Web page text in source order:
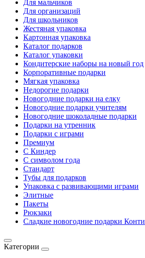
Для мальчиков
Для организаций
Для школьников
Жестяная упаковка
Картонная упаковка
Каталог подарков
Каталог упаковки
Кондитерские наборы на новый год
Корпоративные подарки
Мягкая упаковка
Недорогие подарки
Новогодние подарки на елку
Новогодние подарки учителям
Новогодние шоколадные подарки
Подарки на утренник
Подарки с играми
Премиум
С Киндер
С символом года
Стандарт
Тубы для подарков
Упаковка с развивающими играми
Элитные
Пакеты
Рюкзаки
Сладкие новогодние подарки Конти
Категории